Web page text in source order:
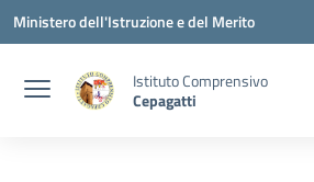
Vai ai contenuti
Vai al menu di navigazione
Vai al footer
Ministero dell'Istruzione e del Merito
Istituto Comprensivo
Cepagatti